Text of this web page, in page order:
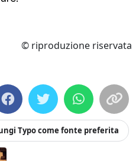
© riproduzione riservata
Typo come fonte preferita